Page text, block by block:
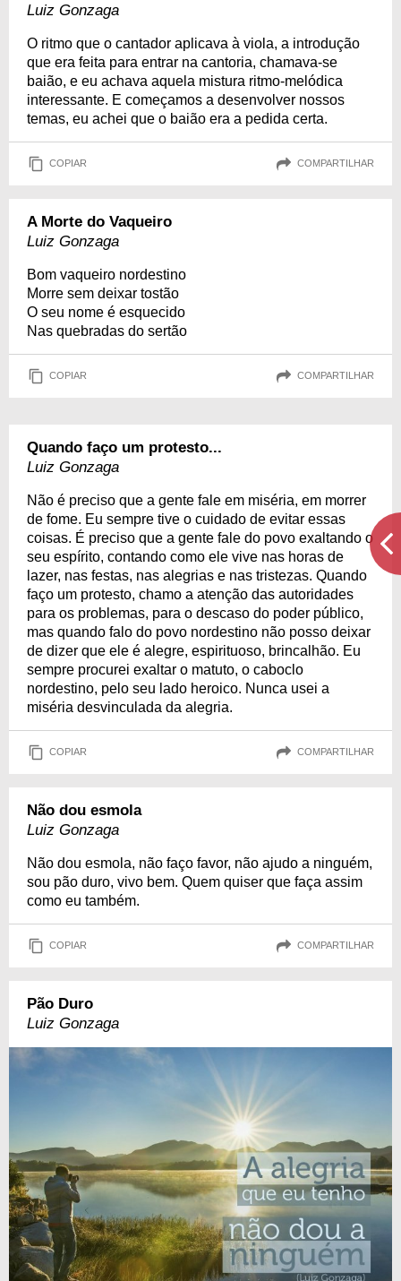
Luiz Gonzaga
O ritmo que o cantador aplicava à viola, a introdução
que era feita para entrar na cantoria, chamava-se
baião, e eu achava aquela mistura ritmo-melódica
interessante. E começamos a desenvolver nossos
temas, eu achei que o baião era a pedida certa.
COPIAR COMPARTILHAR
A Morte do Vaqueiro
Luiz Gonzaga
Bom vaqueiro nordestino
Morre sem deixar tostão
O seu nome é esquecido
Nas quebradas do sertão
COPIAR COMPARTILHAR
Quando faço um protesto...
Luiz Gonzaga
Não é preciso que a gente fale em miséria, em morrer
de fome. Eu sempre tive o cuidado de evitar essas
coisas. É preciso que a gente fale do povo exaltando o
seu espírito, contando como ele vive nas horas de
lazer, nas festas, nas alegrias e nas tristezas. Quando
faço um protesto, chamo a atenção das autoridades
para os problemas, para o descaso do poder público,
mas quando falo do povo nordestino não posso deixar
de dizer que ele é alegre, espirituoso, brincalhão. Eu
sempre procurei exaltar o matuto, o caboclo
nordestino, pelo seu lado heroico. Nunca usei a
miséria desvinculada da alegria.
COPIAR COMPARTILHAR
Não dou esmola
Luiz Gonzaga
Não dou esmola, não faço favor, não ajudo a ninguém,
sou pão duro, vivo bem. Quem quiser que faça assim
como eu também.
COPIAR COMPARTILHAR
Pão Duro
Luiz Gonzaga